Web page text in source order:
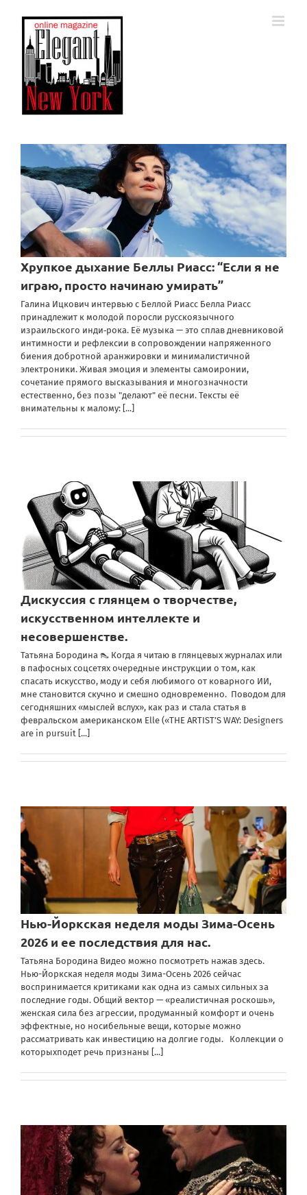
Хрупкое дыхание Беллы Риасс: “Если я не
играю, просто начинаю умирать”
Галина Ицкович интервью с Беллой Риасс Белла Риасс
принадлежит к молодой поросли русскоязычного
израильского инди‑рока. Её музыка — это сплав дневниковой
интимности и рефлексии в сопровождении напряженного
биения добротной аранжировки и минималистичной
электроники. Живая эмоция и элементы самоиронии,
сочетание прямого высказывания и многозначности
естественно, без позы "делают" её песни. Тексты её
внимательны к малому: [...]
Дискуссия с глянцем о творчестве,
искусственном интеллекте и
несовершенстве.
Татьяна Бородина 👠 Когда я читаю в глянцевых журналах или
в пафосных соцсетях очередные инструкции о том, как
спасать искусство, моду и себя любимого от коварного ИИ,
мне становится скучно и смешно одновременно. Поводом для
сегодняшних «мыслей вслух», как раз и стала статья в
февральском американском Elle («THE ARTIST’S WAY: Designers
are in pursuit [...]
Нью-Йоркская неделя моды Зима-Осень
2026 и ее последствия для нас.
Татьяна Бородина Видео можно посмотреть нажав здесь.
Нью-Йоркская неделя моды Зима-Осень 2026 сейчас
воспринимается критиками как одна из самых сильных за
последние годы. Общий вектор — «реалистичная роскошь»,
женская сила без агрессии, продуманный комфорт и очень
эффектные, но носибельные вещи, которые можно
рассматривать как инвестицию на долгие годы. Коллекции о
которыхподет речь признаны [...]